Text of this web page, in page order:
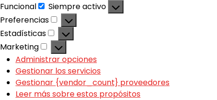
Funcional
Siempre activo
Preferencias
Estadísticas
Marketing
Administrar opciones
Gestionar los servicios
Gestionar {vendor_count} proveedores
Leer más sobre estos propósitos